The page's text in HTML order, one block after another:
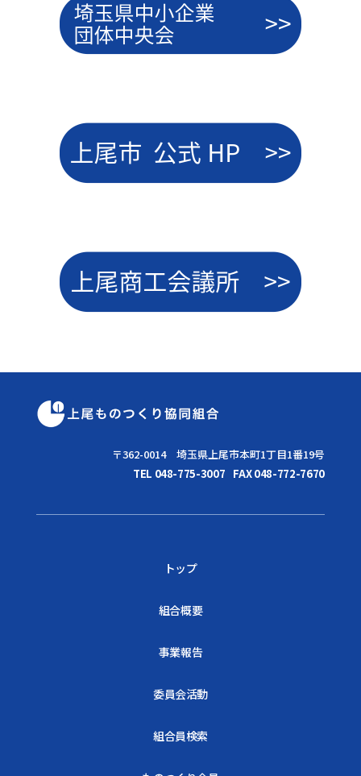
〒362-0014 埼玉県上尾市本町1丁目1番19号
TEL 048-775-3007 FAX 048-772-7670
トップ
組合概要
事業報告
委員会活動
組合員検索